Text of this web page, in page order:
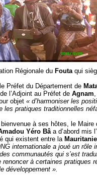
Régionale du Fouta qui
Préfet du Département de
l’Adjoint au Préfet de Agnam
objet « d’harmoniser les
les pratiques traditionnelles
à ses hôtes, le
Yéro Bâ a d’abord mis
qui existent entre la
internationale a joué un rôle
communautés qui s’est
à certaines pratiques
développement ».